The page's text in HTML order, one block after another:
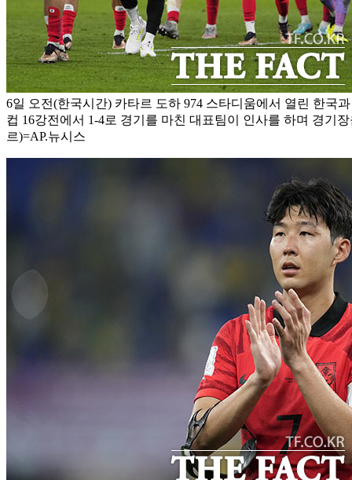
6일 오전(한국시간) 카타르 도하 974 스타디움에서 열린 한국
컵 16강전에서 1-4로 경기를 마친 대표팀이 인사를 하며 경기
르)=AP.뉴시스